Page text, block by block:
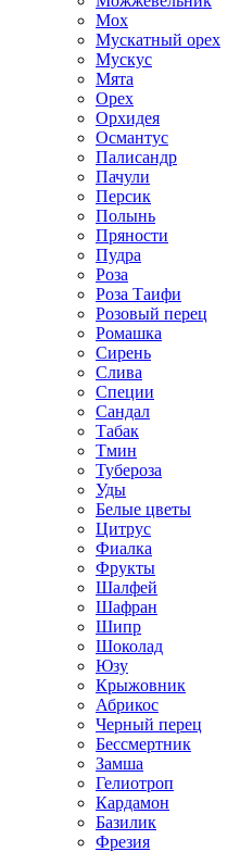
Мох
Мускатный орех
Мускус
Мята
Орех
Орхидея
Османтус
Палисандр
Пачули
Персик
Полынь
Пряности
Пудра
Роза
Роза Таифи
Розовый перец
Ромашка
Сирень
Слива
Специи
Сандал
Табак
Тмин
Тубероза
Уды
Белые цветы
Цитрус
Фиалка
Фрукты
Шалфей
Шафран
Шипр
Шоколад
Юзу
Крыжовник
Абрикос
Черный перец
Бессмертник
Замша
Гелиотроп
Кардамон
Базилик
Фрезия